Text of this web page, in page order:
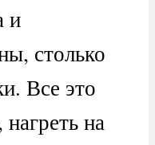
и
столько
Все это
на